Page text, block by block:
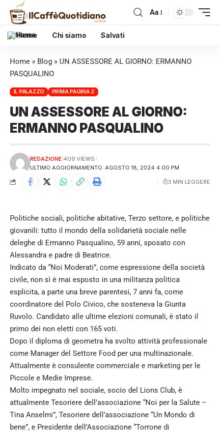
Aa
Home Chi siamo Salvati
Home » Blog » UN ASSESSORE AL GIORNO: ERMANNO
PASQUALINO
IL PALAZZO PRIMA PAGINA 2
UN ASSESSORE AL GIORNO:
ERMANNO PASQUALINO
ULTIMO AGGIORNAMENTO: AGOSTO 18, 2024 4:00 PM
REDAZIONE 409 VIEWS
3 MIN LEGGERE
Politiche sociali, politiche abitative, Terzo settore, e politiche
giovanili: tutto il mondo della solidarietà sociale nelle
deleghe di Ermanno Pasqualino, 59 anni, sposato con
Alessandra e padre di Beatrice.
Indicato da “Noi Moderati”, come espressione della società
civile, non sì è mai esposto in una militanza politica
esplicita, a parte una breve parentesi, 7 anni fa, come
coordinatore del Polo Civico, che sosteneva la Giunta
Ruvolo. Candidato alle ultime elezioni comunali, è stato il
primo dei non eletti con 165 voti.
Dopo il diploma di geometra ha svolto attività professionale
come Manager del Settore Food per una multinazionale.
Attualmente è consulente commerciale e marketing per le
Piccole e Medie Imprese.
Molto impegnato nel sociale, socio del Lions Club, è
attualmente Tesoriere dell’associazione “Noi per la Salute –
Tina Anselmi”, Tesoriere dell’associazione “Un Mondo di
bene”, e Presidente dell’Associazione “Torrone di